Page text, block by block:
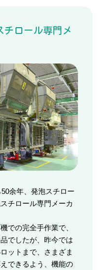
チロール専門メ
余年、発泡スチロー
チロール専門メーカ
での完全手作業で、
でしたが、昨今では
ットまで、さまざま
できるよう、機能の